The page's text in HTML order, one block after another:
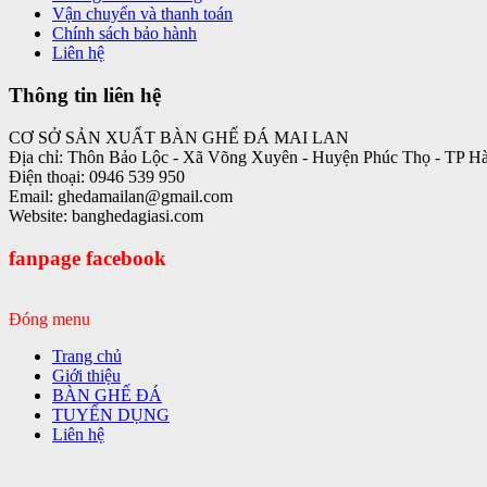
Vận chuyển và thanh toán
Chính sách bảo hành
Liên hệ
Thông tin liên hệ
CƠ SỞ SẢN XUẤT BÀN GHẾ ĐÁ MAI LAN
Địa chỉ: Thôn Bảo Lộc - Xã Võng Xuyên - Huyện Phúc Thọ - TP
Điện thoại: 0946 539 950
Email: ghedamailan@gmail.com
Website: banghedagiasi.com
fanpage facebook
Đóng menu
Trang chủ
Giới thiệu
BÀN GHẾ ĐÁ
TUYỂN DỤNG
Liên hệ